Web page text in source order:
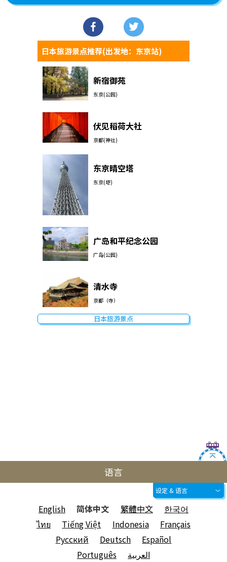
日本旅游景点推荐(出发地：东京站)
新宿御苑
东京(公园)
伏见稻荷大社
京都(神社)
东京晴空塔
东京(塔)
广岛和平纪念公园
广岛(公园)
清水寺
京都（寺）
日本旅游景点
语言
设定 & 语言
English 简体中文 繁體中文
한국어
ไทย
Tiếng Việt Indonesia
Français
Русский
Deutsch
Español
Português
العربية